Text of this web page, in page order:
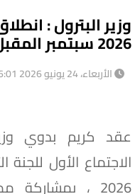
وزير البترول :
2026 سبتمبر المقبل
الأربعاء، 24 يونيو 2026 06:01 م
عقد كريم بدوي
الاجتماع الأول
2026 ،